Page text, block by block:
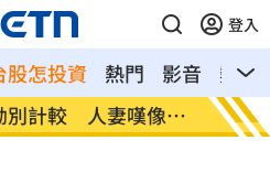
登入
股怎投資 熱門 影音
熱搜
！氣象署發豪雨特
南電